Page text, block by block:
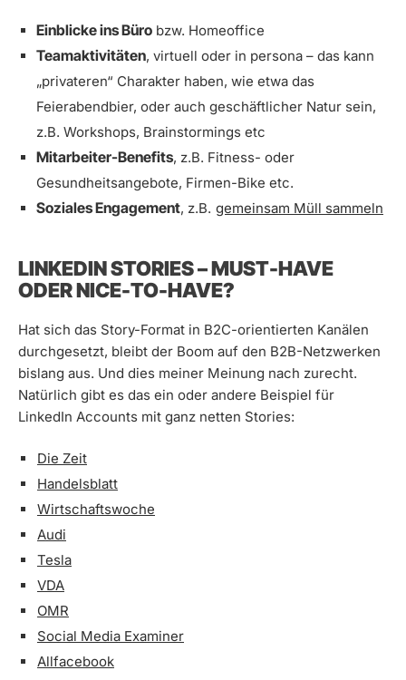
Einblicke ins Büro bzw. Homeoffice
Teamaktivitäten, virtuell oder in persona – das kann
„privateren“ Charakter haben, wie etwa das
Feierabendbier, oder auch geschäftlicher Natur sein,
z.B. Workshops, Brainstormings etc
Mitarbeiter-Benefits, z.B. Fitness- oder
Gesundheitsangebote, Firmen-Bike etc.
Soziales Engagement, z.B. gemeinsam Müll sammeln
LINKEDIN STORIES – MUST-HAVE
ODER NICE-TO-HAVE?
Hat sich das Story-Format in B2C-orientierten Kanälen
durchgesetzt, bleibt der Boom auf den B2B-Netzwerken
bislang aus. Und dies meiner Meinung nach zurecht.
Natürlich gibt es das ein oder andere Beispiel für
LinkedIn Accounts mit ganz netten Stories:
Die Zeit
Handelsblatt
Wirtschaftswoche
Audi
Tesla
VDA
OMR
Social Media Examiner
Allfacebook